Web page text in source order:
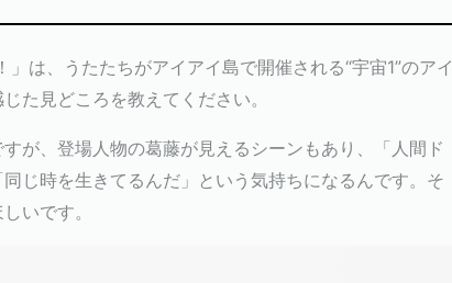
は、うたたちがアイアイ島で開催される“宇宙1”のアイ
た見どころを教えてください。
が、登場人物の葛藤が見えるシーンもあり、「人間ド
じ時を生きてるんだ」という気持ちになるんです。そ
いです。